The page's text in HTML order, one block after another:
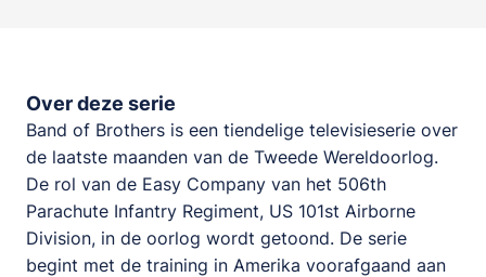
Over deze serie
Band of Brothers is een tiendelige televisieserie over
de laatste maanden van de Tweede Wereldoorlog.
De rol van de Easy Company van het 506th
Parachute Infantry Regiment, US 101st Airborne
Division, in de oorlog wordt getoond. De serie
begint met de training in Amerika voorafgaand aan